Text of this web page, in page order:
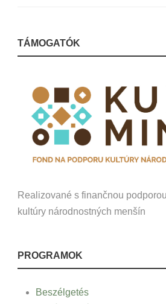
TÁMOGATÓK
Realizované s finančnou
kultúry národnostných menšín
PROGRAMOK
Beszélgetés